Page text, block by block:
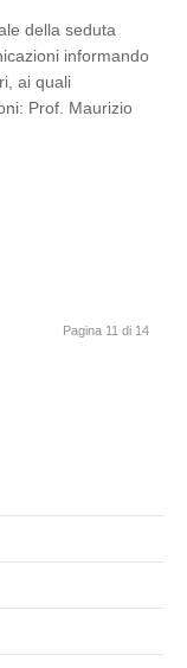
della seduta
informando
ai quali
Prof. Maurizio
Pagina 11 di 14